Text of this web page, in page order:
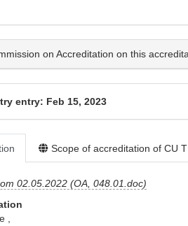
on Accreditation on this
entry: Feb 15, 2023
Scope of accreditation of CU
02.05.2022 (ОА, 048.01.doc)
,